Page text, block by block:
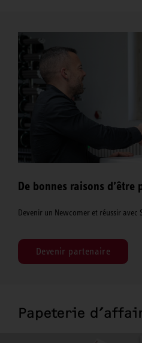
De bonnes raisons d’être
Devenir un Newcomer et réussir avec
Devenir partenaire
Papeterie